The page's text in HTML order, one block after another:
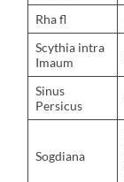
Rha fl
Scythia intra
Imaum
Sinus
Persicus
Sogdiana